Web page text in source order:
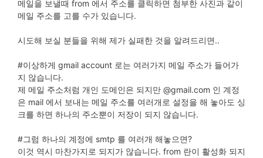
메일을 보낼때 from 에서 주소를 클릭하면 첨부한 사진과 같이
메일 주소를 고를 수가 있습니다.
시도해 보실 분들을 위해 제가 실패한 것을 알려드리면..
#이상하게 gmail account 로는 여러가지 메일 주소가 들어가
지 않습니다.
제 메일 주소처럼 개인 도메인은 되지만 @gmail.com 인 계정
은 mail 에서 보내는 메일 주소를 여러개로 설정을 해 놓아도 싱
크를 하면 하나의 주소뿐이 저장이 되지 않습니다.
#그럼 하나의 계정에 smtp 를 여러개 해놓으면?
이것 역시 마찬가지로 되지가 않습니다. from 란이 활성화 되지